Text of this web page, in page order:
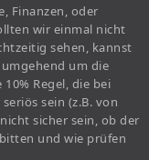
Finanzen, oder
wir einmal nicht
sehen, kannst
um die
Regel, die bei
sein (z.B. von
sicher sein, ob der
und wie prüfen